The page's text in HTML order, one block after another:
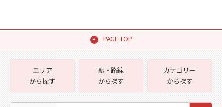
PAGE TOP
エリア
から探す
駅・路線
から探す
カテゴリー
から探す